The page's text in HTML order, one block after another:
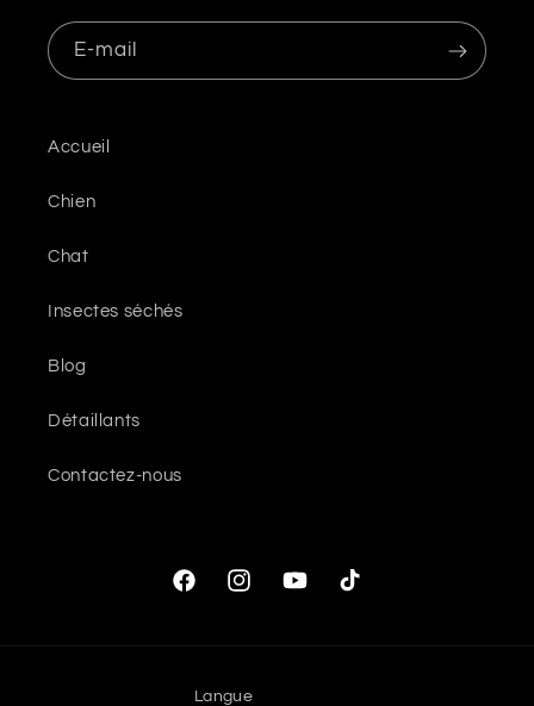
E-mail
Accueil
Chien
Chat
Insectes séchés
Blog
Détaillants
Contactez-nous
FacebookInstagramYouTubeTikTok
Langue